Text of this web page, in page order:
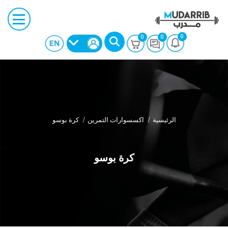
0
0
0
الرئيسية اكسسوارات التمرين كرة بوسو
كرة بوسو